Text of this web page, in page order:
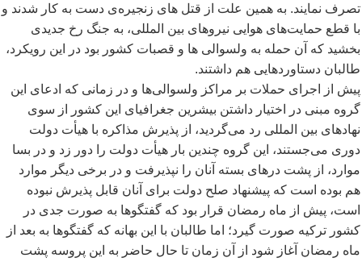
تصرف نمایند. به همین علت از قتل های زنجیرهی دست به کار شدند و
با قطع حمایتهای هوایی نیروهای بین المللی، به جنگ رخ جدیدی
بخشید که آن حمله به ولسوالی ها و قصبات کشور بود در این رویکرد،
طالبان دستاوردهایی هم داشتند.
پیش از اجرای حملات بر مراکز ولسوالیها و در زمانی که ادعای این
گروه مبنی در اختیار داشتن بیشرین جغرافیای این کشور از سوی
نهادهای بین المللی رد میگردید، از پذیرش مذاکره با هیأت دولت
دوری میجستند، این گروه چندین بار هیأت دولت را دور زد و در بسا
موارد، از پشت درهای بسته آنان را نپذیرفت و در برخی دیگر موارد
هم بوده است که پیشنهاد صلح دولت برای آنان قابل پذیرش نبوده
است، پیش از ماه رمضان قرار بود که گفتگوها به صورت جدی در
کشور ترکیه صورت گیرد؛ اما طالبان با این بهانه که گفتگوها به بعد از
ماه رمضان آغاز شود از آن زمان تا حال حاضر به این پروسه پشت